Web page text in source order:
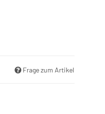
Frage zum Artikel